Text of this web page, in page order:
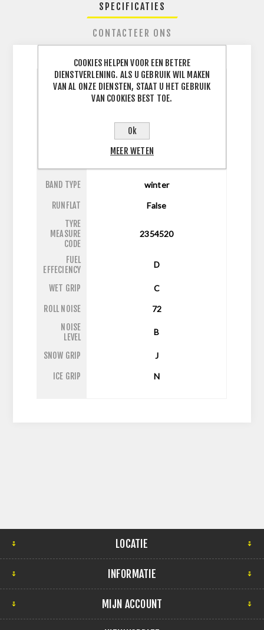
SPECIFICATIES
CONTACTEER ONS
BREEDTE
235J
BAND TYPE winter
RUNFLAT
False
TYRE
MEASURE
CODE
2354520
FUEL
EFFECIENCY
D
WET GRIP C
ROLL NOISE
72
NOISE
LEVEL
B
SNOW GRIP J
ICE GRIP N
LOCATIE
INFORMATIE
MIJN ACCOUNT
COOKIES HELPEN VOOR EEN BETERE
DIENSTVERLENING. ALS U GEBRUIK WIL MAKEN
VAN AL ONZE DIENSTEN, STAAT U HET GEBRUIK
VAN COOKIES BEST TOE.
Ok
MEER WETEN